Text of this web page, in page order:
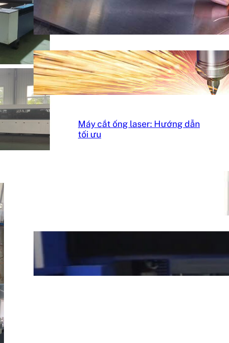
Máy hàn laser cầm tay: Hướng
dẫn cơ bản
Máy cắt laser kim loại: Hướng
dẫn cơ bản
Máy cắt ống laser: Hướng dẫn
tối ưu
machine)